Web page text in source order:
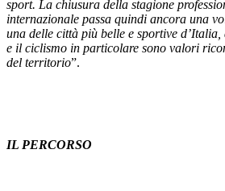
sport. La chiusura della stagione
internazionale passa quindi ancora una
una delle città più belle e sportive
e il ciclismo in particolare sono valori
del territorio”.
IL PERCORSO